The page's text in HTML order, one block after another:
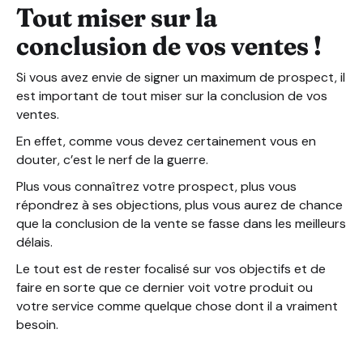
Tout miser sur la
conclusion de vos ventes !
Si vous avez envie de signer un maximum de prospect, il
est important de tout miser sur la conclusion de vos
ventes.
En effet, comme vous devez certainement vous en
douter, c’est le nerf de la guerre.
Plus vous connaîtrez votre prospect, plus vous
répondrez à ses objections, plus vous aurez de chance
que la conclusion de la vente se fasse dans les meilleurs
délais.
Le tout est de rester focalisé sur vos objectifs et de
faire en sorte que ce dernier voit votre produit ou
votre service comme quelque chose dont il a vraiment
besoin.